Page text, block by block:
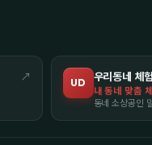
↗ UD 우리동네 체
내 동네 맞춤
동네 소상공인